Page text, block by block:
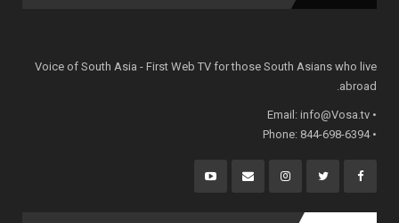
Voice of South Asia - First Web TV for those South Asians who live
abroad.
• Email:
info@Vosa.tv
• Phone: 844-698-6394